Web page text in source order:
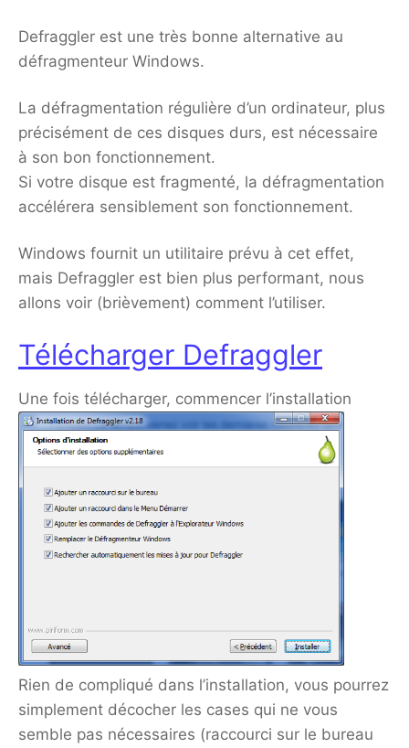
Defraggler est une très bonne alternative au
défragmenteur Windows.
La défragmentation régulière d’un ordinateur, plus
précisément de ces disques durs, est nécessaire
à son bon fonctionnement.
Si votre disque est fragmenté, la défragmentation
accélérera sensiblement son fonctionnement.
Windows fournit un utilitaire prévu à cet effet,
mais Defraggler est bien plus performant, nous
allons voir (brièvement) comment l’utiliser.
Télécharger Defraggler
Une fois télécharger, commencer l’installation
Rien de compliqué dans l’installation, vous pourrez
simplement décocher les cases qui ne vous
semble pas nécessaires (raccourci sur le bureau